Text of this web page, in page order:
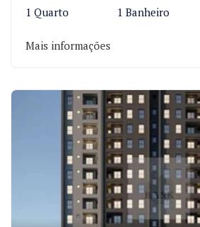
1 Quarto 1 Banheiro
Mais informações